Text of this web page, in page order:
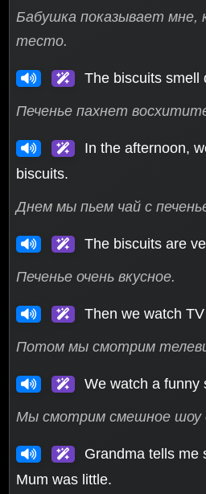
Бабушка показывает мне,
тесто.
The biscuits smell
Печенье пахнет
In the afternoon,
biscuits.
Днем мы пьем чай с
The biscuits are
Печенье очень вкусное.
Then we watch
Потом мы смотрим
We watch a funny
Мы смотрим смешное шоу
Grandma tells me
Mum was little.